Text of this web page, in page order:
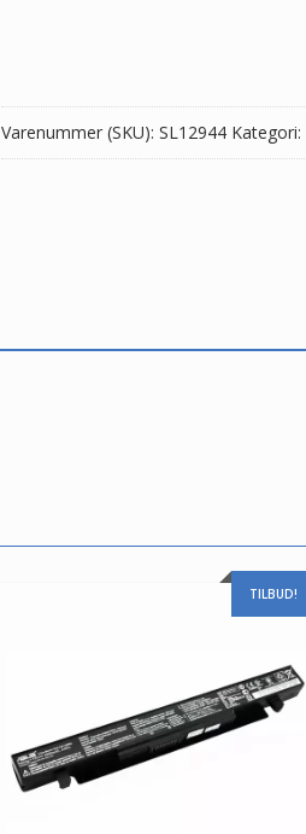
SR
antal
Varenummer (SKU): SL12944 Kategori:
TILBUD!